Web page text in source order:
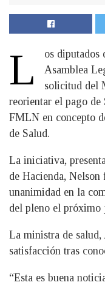
L
os diputados
Asamblea
solicitud del
reorientar el pago
FMLN en concepto
de Salud.
La iniciativa,
de Hacienda, Nelson
unanimidad en la
del pleno el próximo
La ministra de
satisfacción tras
“Esta es buena